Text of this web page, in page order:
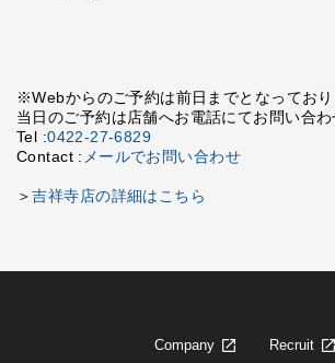
※Webからのご予約は前日までとなっており
当日のご予約は店舗へお電話にてお問い合わ
Tel :0422-27-6829
Contact : メールでお問い合わせ
＞吉祥寺店の詳細はこちら
Company Recruit